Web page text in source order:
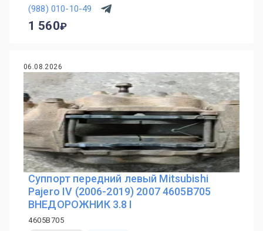
(988) 010-10-49
1 560
06.08.2026
Суппорт передний левый Mitsubishi
Pajero IV (2006-2019) 2007 4605B705
ВНЕДОРОЖНИК 3.8 I
4605B705